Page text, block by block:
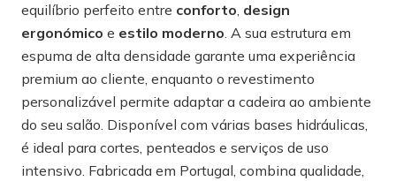
equilíbrio perfeito entre conforto, design
ergonómico e estilo moderno. A sua estrutura em
espuma de alta densidade garante uma experiência
premium ao cliente, enquanto o revestimento
personalizável permite adaptar a cadeira ao ambiente
do seu salão. Disponível com várias bases hidráulicas,
é ideal para cortes, penteados e serviços de uso
intensivo. Fabricada em Portugal, combina qualidade,